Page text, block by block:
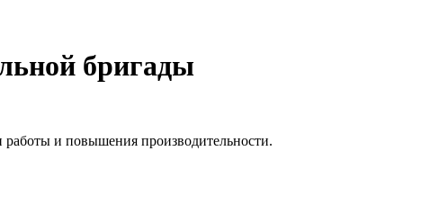
бригады
и повышения производительности.